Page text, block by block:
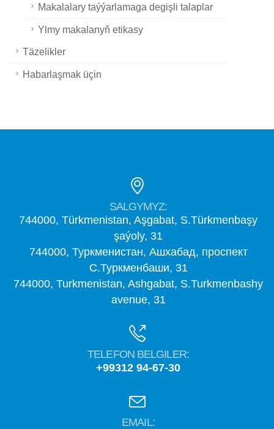
Makalalary taýýarlamaga degişli talaplar
Ylmy makalanyň etikasy
Täzelikler
Habarlaşmak üçin
SALGYMYZ:
744000, Türkmenistan, Aşgabat, S.Türkmenbaşy
şaýoly, 31
744000, Туркменистан, Ашхабад, проспект
С.Туркменбаши, 31
744000, Turkmenistan, Ashgabat, S.Turkmenbashy
avenue, 31
TELEFON BELGILER:
+99312 94-67-30
EMAIL: